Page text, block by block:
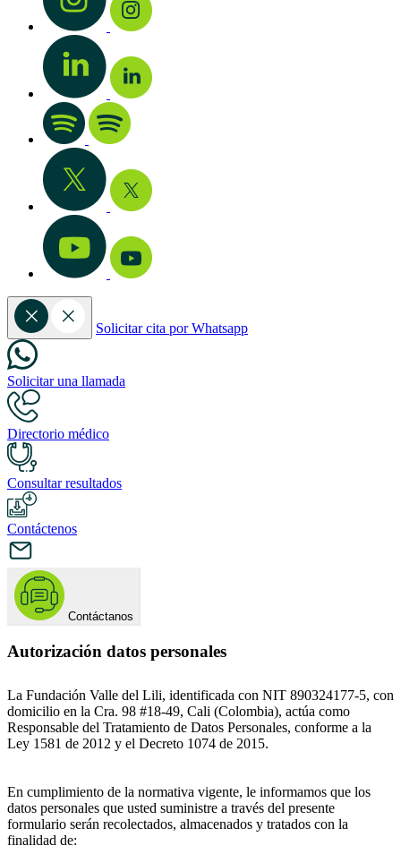
Solicitar cita por Whatsapp
Solicitar una llamada
Directorio médico
Consultar resultados
Contáctenos
Contáctanos
Autorización datos personales
La Fundación Valle del Lili, identificada con NIT 890324177-5, con
domicilio en la Cra. 98 #18-49, Cali (Colombia), actúa como
Responsable del Tratamiento de Datos Personales, conforme a la
Ley 1581 de 2012 y el Decreto 1074 de 2015.
En cumplimiento de la normativa vigente, le informamos que los
datos personales que usted suministre a través del presente
formulario serán recolectados, almacenados y tratados con la
finalidad de: